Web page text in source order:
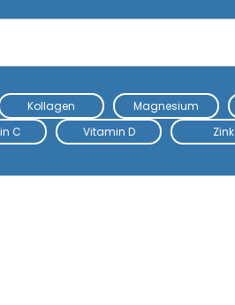
Kollagen Magnesium
C Vitamin D Zink